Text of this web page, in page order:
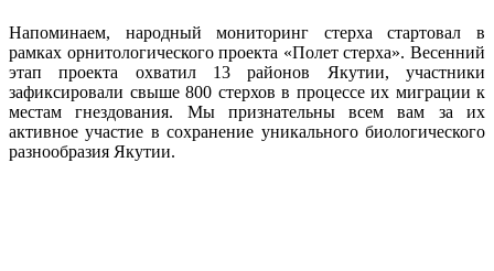
Напоминаем, народный мониторинг стерха стартовал в
рамках орнитологического проекта «Полет стерха». Весенний
этап проекта охватил 13 районов Якутии, участники
зафиксировали свыше 800 стерхов в процессе их миграции к
местам гнездования. Мы признательны всем вам за их
активное участие в сохранение уникального биологического
разнообразия Якутии.